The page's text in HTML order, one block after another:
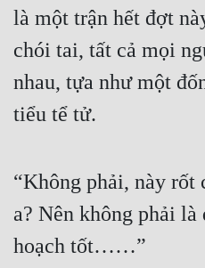
là một trận hết đợt
chói tai, tất cả mọi
nhau, tựa như một
tiểu tể tử.
“Không phải, này rốt
a? Nên không phải là
hoạch tốt……”